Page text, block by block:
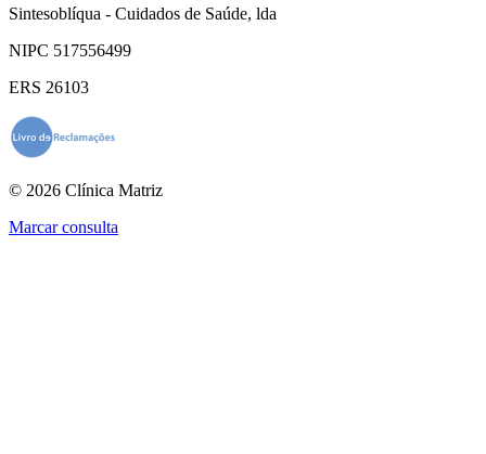
Sintesoblíqua - Cuidados de Saúde, lda
NIPC 517556499
ERS 26103
© 2026 Clínica Matriz
Marcar consulta